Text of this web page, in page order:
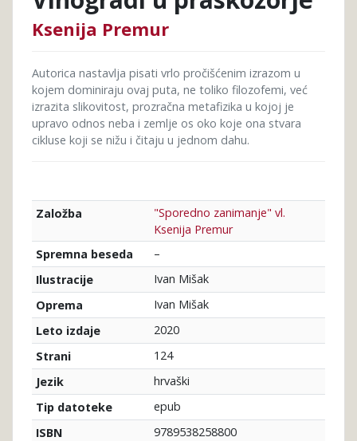
Ksenija Premur
Autorica nastavlja pisati vrlo pročišćenim izrazom u
kojem dominiraju ovaj puta, ne toliko filozofemi, već
izrazita slikovitost, prozračna metafizika u kojoj je
upravo odnos neba i zemlje os oko koje ona stvara
cikluse koji se nižu i čitaju u jednom dahu.
Založba
"Sporedno zanimanje" vl.
Ksenija Premur
Spremna beseda
–
Ilustracije
Ivan Mišak
Oprema
Ivan Mišak
Leto izdaje
2020
Strani
124
Jezik
hrvaški
Tip datoteke
epub
ISBN
9789538258800